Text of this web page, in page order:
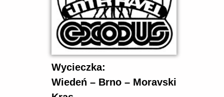
Wycieczka:
Wiedeń – Brno – Moravski